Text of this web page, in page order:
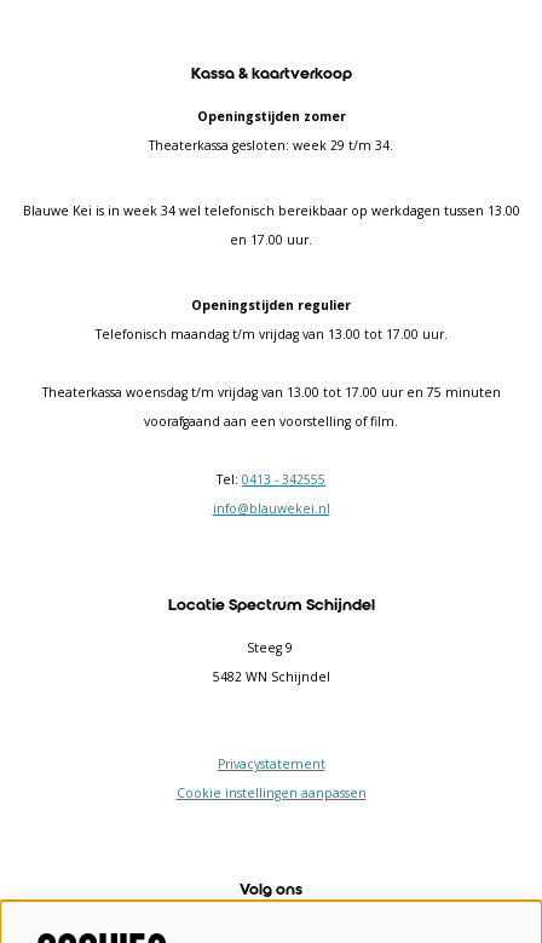
Kassa & kaartverkoop
Openingstijden zomer
Theaterkassa gesloten: week 29 t/m 34.
Blauwe Kei is in week 34 wel telefonisch bereikbaar op werkdagen tussen 13.00
en 17.00 uur.
Openingstijden regulier
Telefonisch maandag t/m vrijdag van 13.00 tot 17.00 uur.
Theaterkassa woensdag t/m vrijdag van 13.00 tot 17.00 uur en 75 minuten
voorafgaand aan een voorstelling of film.
Tel: 0413 - 342555
info@blauwekei.nl
Locatie Spectrum Schijndel
Steeg 9
5482 WN Schijndel
Privacystatement
Cookie instellingen aanpassen
Volg ons